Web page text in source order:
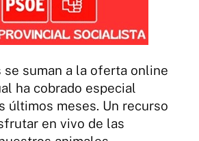
se suman a la oferta online
ha cobrado especial
últimos meses. Un recurso
en vivo de las